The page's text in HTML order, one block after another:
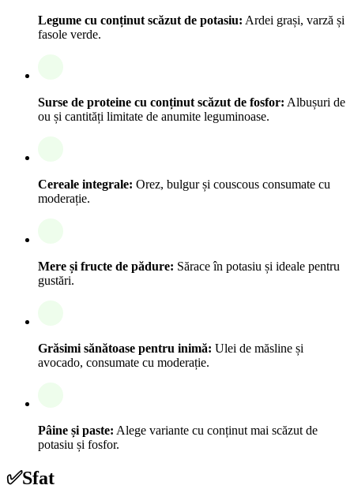
Legume cu conținut scăzut de potasiu: Ardei grași, varză și
fasole verde.
Surse de proteine cu conținut scăzut de fosfor: Albușuri de
ou și cantități limitate de anumite leguminoase.
Cereale integrale: Orez, bulgur și couscous consumate cu
moderație.
Mere și fructe de pădure: Sărace în potasiu și ideale pentru
gustări.
Grăsimi sănătoase pentru inimă: Ulei de măsline și
avocado, consumate cu moderație.
Pâine și paste: Alege variante cu conținut mai scăzut de
potasiu și fosfor.
✅Sfat